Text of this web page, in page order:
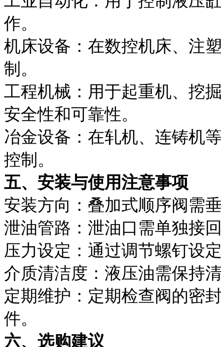
作。
机床设备：在数控机床、注
制。
工程机械：用于起重机、挖
安全性和可靠性。
冶金设备：在轧机、连铸机
控制。
五、安装与使用注意事项
安装方向：叠加式顺序阀需
泄油管路：泄油口需单独接
压力设定：通过调节螺钉设
介质清洁度：液压油需保持
定期维护：定期检查阀的密
件。
六、选购建议